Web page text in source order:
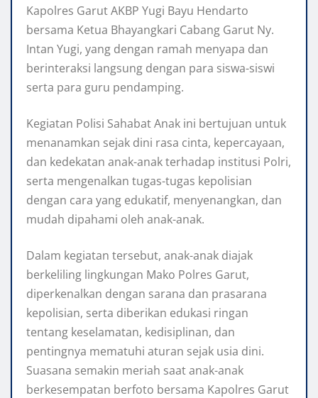
Kapolres Garut AKBP Yugi Bayu Hendarto
bersama Ketua Bhayangkari Cabang Garut Ny.
Intan Yugi, yang dengan ramah menyapa dan
berinteraksi langsung dengan para siswa-siswi
serta para guru pendamping.
Kegiatan Polisi Sahabat Anak ini bertujuan untuk
menanamkan sejak dini rasa cinta, kepercayaan,
dan kedekatan anak-anak terhadap institusi Polri,
serta mengenalkan tugas-tugas kepolisian
dengan cara yang edukatif, menyenangkan, dan
mudah dipahami oleh anak-anak.
Dalam kegiatan tersebut, anak-anak diajak
berkeliling lingkungan Mako Polres Garut,
diperkenalkan dengan sarana dan prasarana
kepolisian, serta diberikan edukasi ringan
tentang keselamatan, kedisiplinan, dan
pentingnya mematuhi aturan sejak usia dini.
Suasana semakin meriah saat anak-anak
berkesempatan berfoto bersama Kapolres Garut